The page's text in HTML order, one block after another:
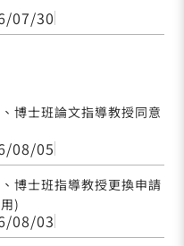
07/30
博士班論文指導教授同意
08/05
博士班指導教授更換申請
)
08/03